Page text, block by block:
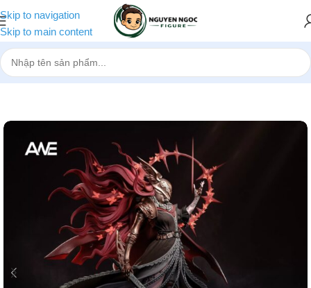
Skip to navigation
Skip to main content
Trang chủ»Cửa hàng»[Pre-order] Mô hình Malenia Blade of